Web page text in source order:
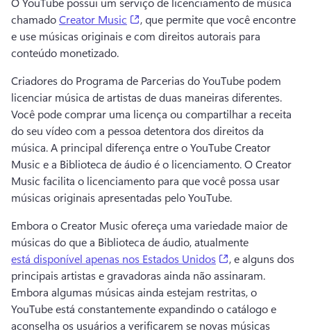
chamado Creator Music (opens in a new tab)
, que permite que você encontre
e use músicas originais e com direitos autorais para
conteúdo monetizado.
Criadores do Programa de Parcerias do YouTube podem
Você pode comprar uma licença ou compartilhar a receita
do seu vídeo com a pessoa detentora dos direitos da
música. A principal diferença entre o YouTube Creator
Music e a Biblioteca de áudio é o licenciamento. O Creator
Music facilita o licenciamento para que você possa usar
músicas originais apresentadas pelo YouTube.
Embora o Creator Music ofereça uma variedade maior de
músicas do que a Biblioteca de áudio, atualmente
está disponível apenas nos Estados Unidos
(opens in a new
, e alguns dos
Embora algumas músicas ainda estejam restritas, o
YouTube está constantemente expandindo o catálogo e
aconselha os usuários a verificarem se novas músicas